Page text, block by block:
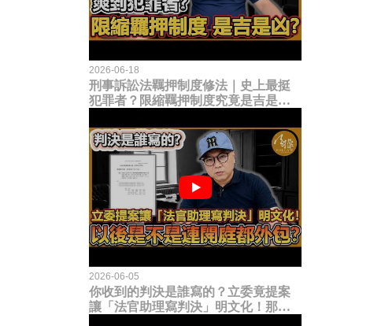
2026-06-18
刑事訴訟法羈押制度修法｜史上最挺
犯罪者？限縮羈押制度究竟是吉是
2026-06-05
你收到的判決是誰寫的？立委竟提案
讓「法官助理寫判決」明文化！那以